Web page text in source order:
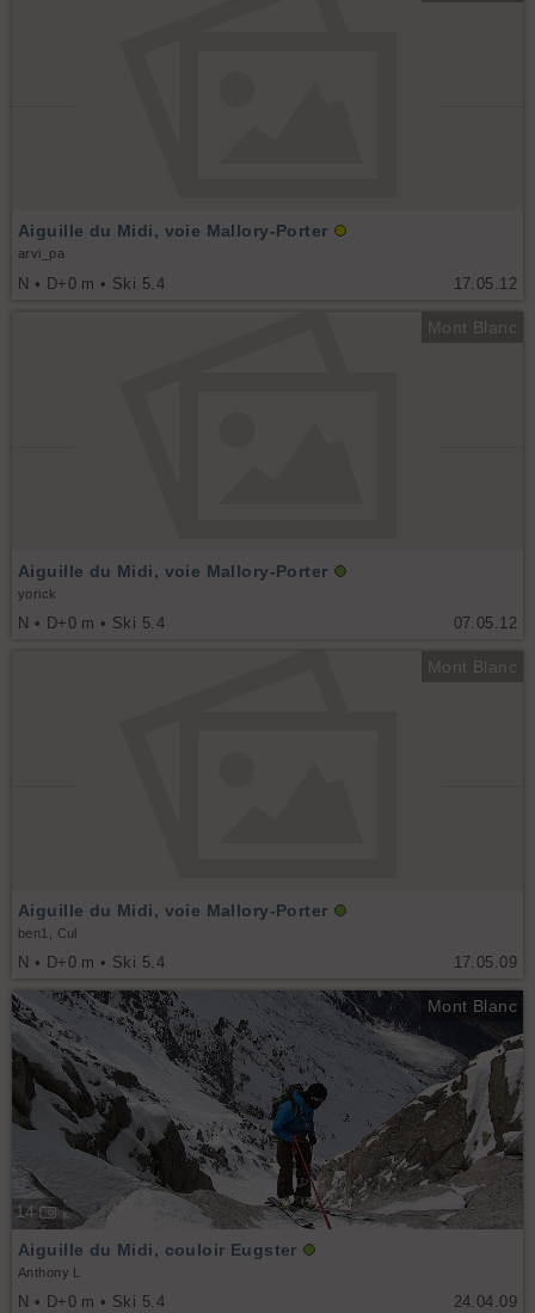
17.05.12
Aiguille du Midi, voie Mallory-Porter
arvi_pa
N • D+0 m • Ski 5.4
Mont Blanc
07.05.12
Aiguille du Midi, voie Mallory-Porter
yorick
N • D+0 m • Ski 5.4
Mont Blanc
17.05.09
Aiguille du Midi, voie Mallory-Porter
ben1, Cul
N • D+0 m • Ski 5.4
Mont Blanc
14
24.04.09
Aiguille du Midi, couloir Eugster
Anthony L
N • D+0 m • Ski 5.4